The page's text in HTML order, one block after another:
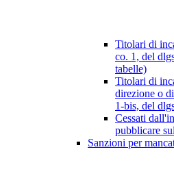
Titolari di
co. 1, del
tabelle)
Titolari di
direzione o
1-bis, del
Cessati
pubblicare
Sanzioni per